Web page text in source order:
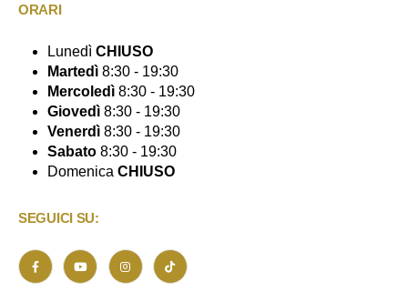
ORARI
Lunedì CHIUSO
Martedì 8:30 - 19:30
Mercoledì 8:30 - 19:30
Giovedì 8:30 - 19:30
Venerdì 8:30 - 19:30
Sabato 8:30 - 19:30
Domenica CHIUSO
SEGUICI SU: